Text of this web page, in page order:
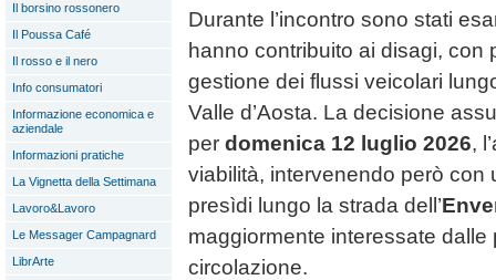
Il borsino rossonero
Il Poussa Café
Il rosso e il nero
Info consumatori
Informazione economica e
aziendale
Informazioni pratiche
La Vignetta della Settimana
Lavoro&Lavoro
Le Messager Campagnard
LibrArte
Durante l’incontro sono stati
hanno contribuito ai disagi, con
gestione dei flussi veicolari
Valle d’Aosta. La decisione
per domenica 12 luglio 2026,
viabilità, intervenendo però con
presìdi lungo la strada dell’
maggiormente interessate dalle
circolazione.